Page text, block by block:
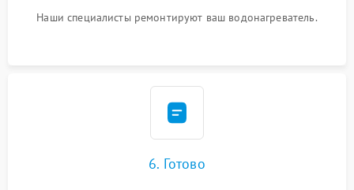
Наши специалисты ремонтируют ваш водонагреватель.
6. Готово